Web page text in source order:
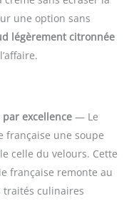
une option sans
légèrement citronnée
excellence — Le
française une soupe
celle du velours. Cette
française remonte au
traités culinaires